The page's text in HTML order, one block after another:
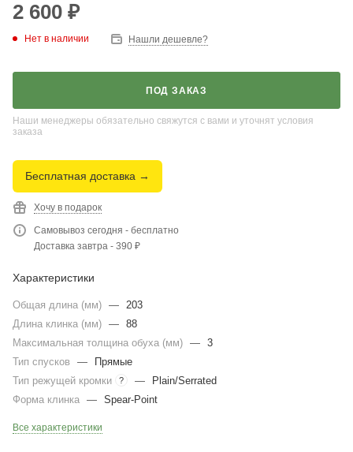
2 600 ₽
Нет в наличии Нашли дешевле?
ПОД ЗАКАЗ
Наши менеджеры обязательно свяжутся с вами и уточнят условия
заказа
Бесплатная доставка →
Хочу в подарок
Самовывоз сегодня - бесплатно
Доставка завтра - 390 ₽
Характеристики
Общая длина (мм) —
203
Длина клинка (мм) — 88
Максимальная толщина обуха (мм) — 3
Тип спусков
—
Прямые
Тип режущей кромки
? —
Plain/Serrated
Форма клинка — Spear-Point
Все характеристики